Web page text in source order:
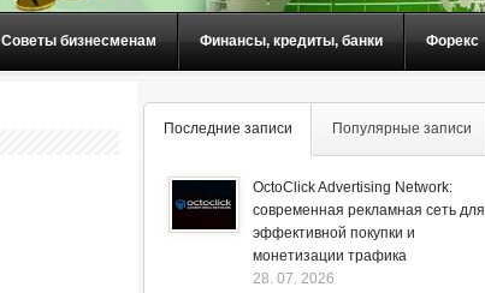
Советы бизнесменам Финансы, кредиты, банки Форекс
Последние записи Популярные записи
OctoClick Advertising Network:
современная рекламная сеть для
эффективной покупки и
монетизации трафика
28. 07. 2026